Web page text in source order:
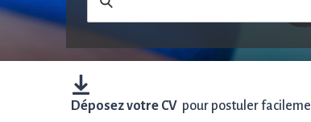
Déposez votre CV pour postuler